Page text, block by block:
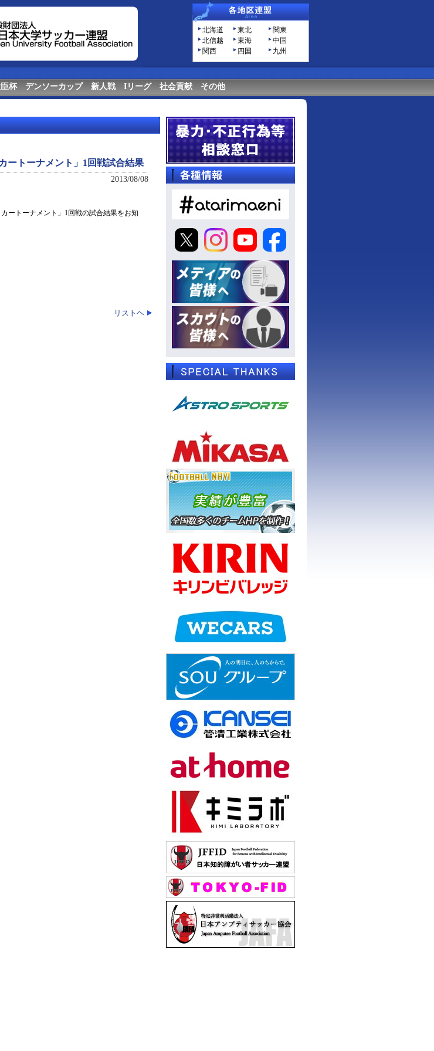
北海道 東北
関東
北信越
東海
中国
関西
四国 九州
杯 デンソーカップ 新人戦 Iリーグ 社会貢献 その他
ートーナメント」1回戦試合結果
2013/08/08
ートーナメント」1回戦の試合結果をお知
リストヘ